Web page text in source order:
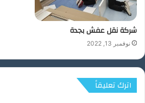
شركة نقل عفش بجدة
نوفمبر 13, 2022
اترك تعليقاً